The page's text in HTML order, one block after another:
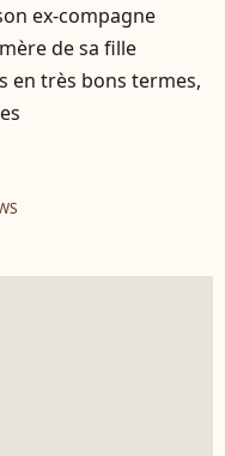
ex-compagne
de sa fille
en très bons termes,